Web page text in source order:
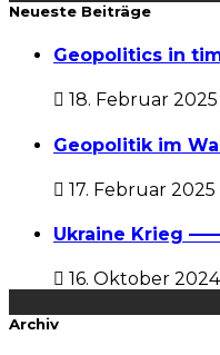
Neueste Beiträge
Geopolitics in
18. Februar 2025
Geopolitik im
17. Februar 2025
Ukraine Krieg
16. Oktober 2024
Archiv